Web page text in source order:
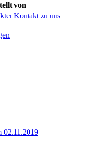
von
Kontakt zu uns
02.11.2019